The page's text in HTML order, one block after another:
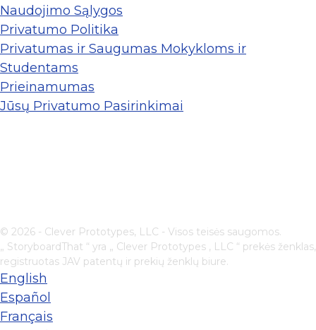
Naudojimo Sąlygos
Privatumo Politika
Privatumas ir Saugumas Mokykloms ir
Studentams
Prieinamumas
Jūsų Privatumo Pasirinkimai
© 2026 - Clever Prototypes, LLC - Visos teisės saugomos.
„ StoryboardThat “ yra „ Clever Prototypes , LLC “ prekės ženklas,
registruotas JAV patentų ir prekių ženklų biure.
English
Español
Français